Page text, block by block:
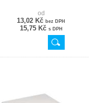
od
13,02 Kč bez DPH
15,75 Kč s DPH